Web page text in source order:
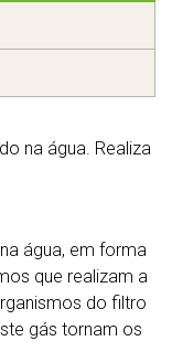
na água. Realiza
água, em forma
que realizam a
do filtro
gás tornam os